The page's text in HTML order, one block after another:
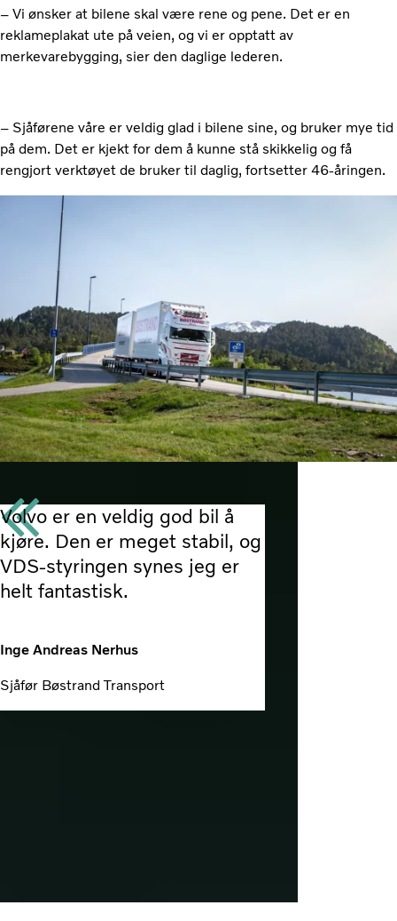
– Vi ønsker at bilene skal være rene og pene. Det er en
reklameplakat ute på veien, og vi er opptatt av
merkevarebygging, sier den daglige lederen.
– Sjåførene våre er veldig glad i bilene sine, og bruker mye tid
på dem. Det er kjekt for dem å kunne stå skikkelig og få
rengjort verktøyet de bruker til daglig, fortsetter 46-åringen.
Volvo er en veldig god bil å
kjøre. Den er meget stabil, og
VDS-styringen synes jeg er
helt fantastisk.
Inge Andreas Nerhus
Sjåfør Bøstrand Transport